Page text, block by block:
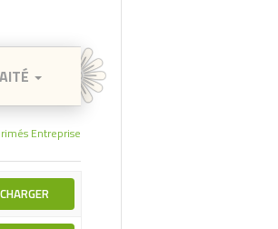
Entreprise